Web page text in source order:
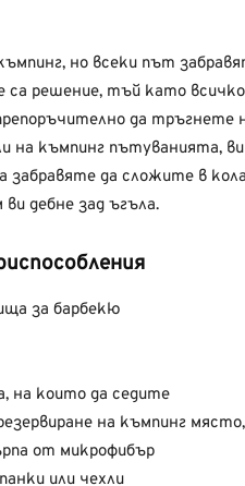
но всеки път
са решение, тъй като
да тръгнете
на къмпинг пътуванията,
забравяте да сложите в
дебне зад ъгъла.
за барбекю
на които да седите
на къмпинг
от микрофибър
или чехли